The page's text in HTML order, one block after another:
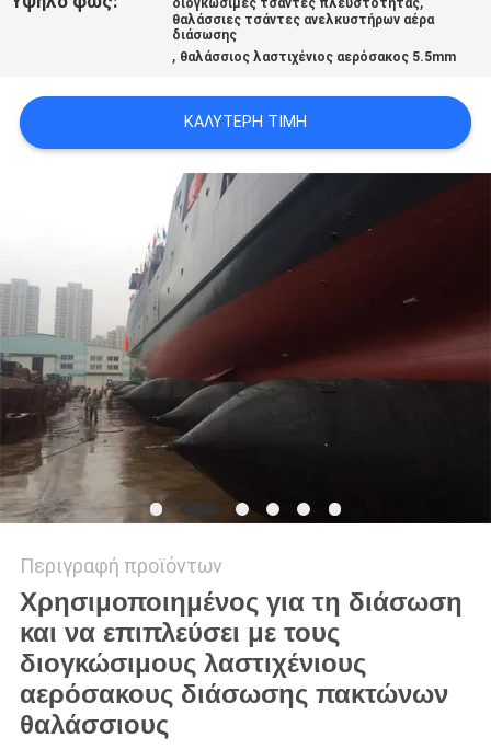
PRIVACY
POLICY
διογκώσιμες τσάντες πλευστότητας
θαλάσσιες τσάντες ανελκυστήρων αέρα
διάσωσης
, θαλάσσιος λαστιχένιος αερόσακος 5.5mm
ΚΑΛΎΤΕΡΗ ΤΙΜΉ
Περιγραφή προϊόντων
Χρησιμοποιημένος για τη διάσωση
και να επιπλεύσει με τους
διογκώσιμους λαστιχένιους
αερόσακους διάσωσης πακτώνων
θαλάσσιους